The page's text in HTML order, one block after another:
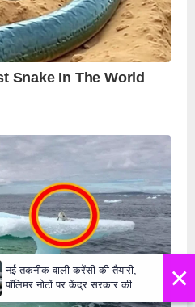
×
नई तकनीक वाली करेंसी की तैयारी,
पॉलिमर नोटों पर केंद्र सरकार की
मुहर,जल्द बाजार में दिखेंगे प्लास्टिक के